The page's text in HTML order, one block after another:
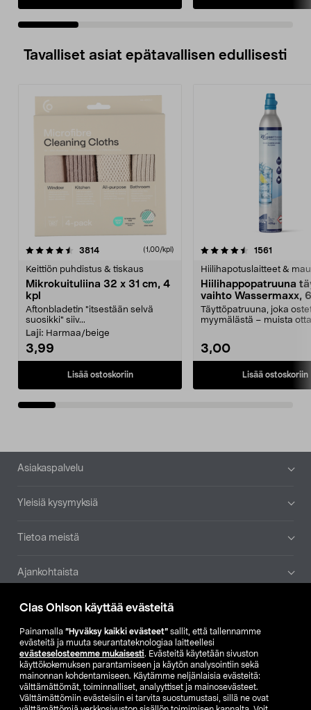
Clas Ohlson käyttää evästeitä
Painamalla ”Hyväksy kaikki evästeet” sallit, että tallennamme
evästeitä ja muuta seurantateknologiaa laitteellesi
evästeselosteemme mukaisesti. Evästeitä käytetään sivuston
käyttökokemuksen parantamiseen ja käytön analysointiin sekä
mainonnan kohdentamiseen. Käytämme neljänlaisia evästeitä:
välttämättömät, toiminnalliset, analyyttiset ja mainosevästeet.
Välttämättömiin evästeisiin ei tarvita suostumustasi, sillä ne ovat
Tavalliset asiat epätavallisen edullisesti
3814arvostelut (1,00/kpl)
Keittiön puhdistus & tiskaus
Mikrokuituliina 32 x 31 cm, 4
kpl
Aftonbladetin "itsestään selvä
suosikki" siiv...
Laji: Harmaa/beige
3,99
Lisää ostoskoriin
4.5viidestä
1561
Hiilihapotuslaitteet &
Hiilihappopatruuna
vaihto Wassermaxx,
Täyttöpatruuna, joka
myymälästä – muista
3,00
Lisää ostoskoriin
4.5viidestä
Alatunniste
Asiakaspalvelu
Yleisiä kysymyksiä
Tietoa meistä
Ajankohtaista
Muut yrityksemme
Etsi myymälä
SE NO FI
FI SV